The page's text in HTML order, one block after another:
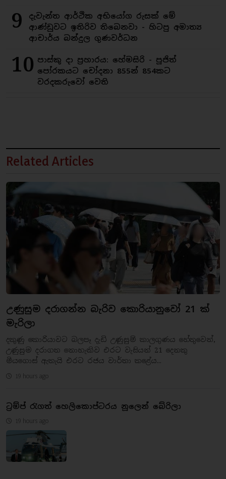
9
දැවැන්ත ආර්ථික අභියෝග රුසක් මේ
ආණ්ඩුවට ඉතිරිව තිබෙනවා - හිටපු අමාත්‍ය
ආචාර්ය බන්දුල ගුණවර්ධන
10 පාස්කු දා ප්‍රහාරය: හේමසිරි - පූජිත්
පෝරකයට චෝදනා 855න් 854කට
වරදකරුවෝ වෙති
Related Articles
උණුසුම දරාගන්න බැරිව කොරියානුවෝ 21 ක්
මැරිලා
දකුණු කොරියාවට බලපෑ දැඩි උණුසුම් කාලගුණය හේතුවෙන්,
උණුසුම දරාගත නොහැකිව එරට වැසියන් 21 දෙනකු
මියගොස් ඇතැයි එරට රජය වාර්තා කළේය...
19 hours ago
ට්‍රම්ප් රැගත් හෙලිකොප්ටරය නූලෙන් බේරිලා
19 hours ago